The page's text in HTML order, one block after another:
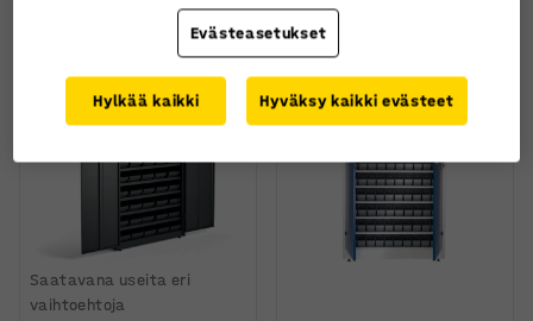
Saatavana useita eri
vaihtoehtoja
Evästeasetukset
Hylkää kaikki Hyväksy kaikki evästeet